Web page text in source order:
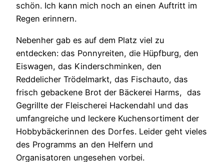
schön. Ich kann mich noch an einen Auftritt im
Regen erinnern.
Nebenher gab es auf dem Platz viel zu
entdecken: das Ponnyreiten, die Hüpfburg, den
Eiswagen, das Kinderschminken, den
Reddelicher Trödelmarkt, das Fischauto, das
frisch gebackene Brot der Bäckerei Harms, das
Gegrillte der Fleischerei Hackendahl und das
umfangreiche und leckere Kuchensortiment der
Hobbybäckerinnen des Dorfes. Leider geht vieles
des Programms an den Helfern und
Organisatoren ungesehen vorbei.